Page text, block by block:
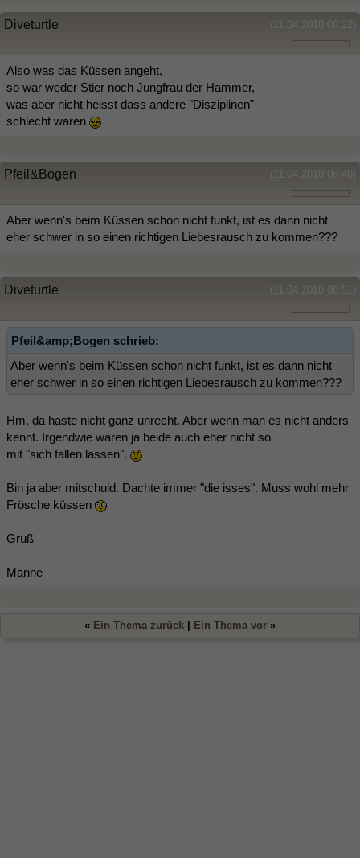
(11.04.2010 00:22)
Diveturtle
Also was das Küssen angeht,
so war weder Stier noch Jungfrau der Hammer,
was aber nicht heisst dass andere "Disziplinen"
schlecht waren
(11.04.2010 08:40)
Pfeil&Bogen
Aber wenn's beim Küssen schon nicht funkt, ist es dann nicht
eher schwer in so einen richtigen Liebesrausch zu kommen???
(11.04.2010 08:51)
Diveturtle
Pfeil&amp;Bogen schrieb:
Aber wenn's beim Küssen schon nicht funkt, ist es dann nicht
eher schwer in so einen richtigen Liebesrausch zu kommen???
Hm, da haste nicht ganz unrecht. Aber wenn man es nicht anders
kennt. Irgendwie waren ja beide auch eher nicht so
mit "sich fallen lassen".
Bin ja aber mitschuld. Dachte immer "die isses". Muss wohl mehr
Frösche küssen
Gruß
Manne
« Ein Thema zurück Ein Thema vor »